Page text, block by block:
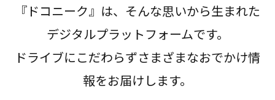
『ドコニーク』は、そんな思いから生まれた
デジタルプラットフォームです。
ドライブにこだわらずさまざまなおでかけ情
報をお届けします。